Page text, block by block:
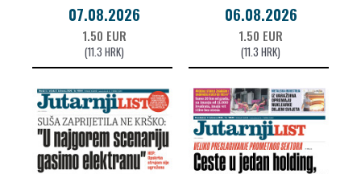
07.08.2026
1.50 EUR
(11.3 HRK)
06.08.2026
1.50 EUR
(11.3 HRK)